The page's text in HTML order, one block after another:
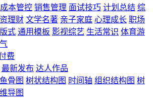
成本管控 销售管理 面试技巧 计划总结 综
理财 文学名著 亲子家庭 心理成长 职场
式 通用模板 影视综艺 生活常识 体育游
费
最新发布 达人作品
鱼骨图 树状结构图 时间轴 组织结构图 树
导图